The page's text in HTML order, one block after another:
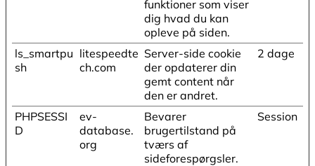
funktioner som viser
dig hvad du kan
opleve på siden.
ls_smartpu
sh
litespeedte
ch.com
Server-side cookie
der opdaterer din
gemt content når
den er andret.
2 dage
PHPSESSI
D
ev-
database.
org
Bevarer
brugertilstand på
tværs af
sideforespørgsler.
Session